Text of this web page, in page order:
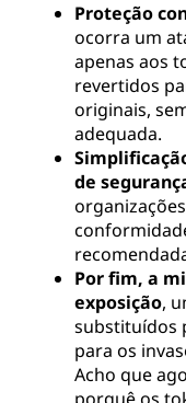
Proteção
ocorra um
apenas aos
revertidos
originais,
adequada.
de
Por fim, a
exposição,
substituídos
para os
Acho que